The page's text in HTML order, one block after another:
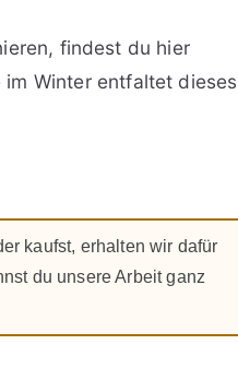
findest du hier
im Winter entfaltet dieses
kaufst, erhalten wir dafür
du unsere Arbeit ganz